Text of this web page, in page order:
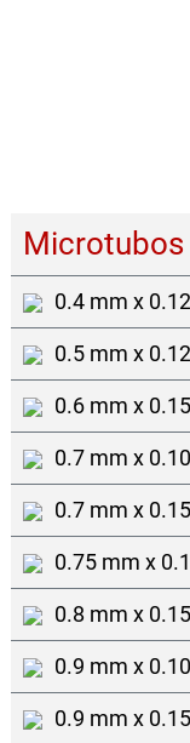
Microtubos
0.4 mm x
0.5 mm x
0.6 mm x
0.7 mm x
0.7 mm x
0.75 mm x
0.8 mm x
0.9 mm x
0.9 mm x